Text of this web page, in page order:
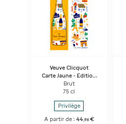
Veuve Clicquot
Carte Jaune - Edition
Paris - Bouteille Sous
coffret
Brut
75 cl
Privilège
A partir de : 44, 96 €